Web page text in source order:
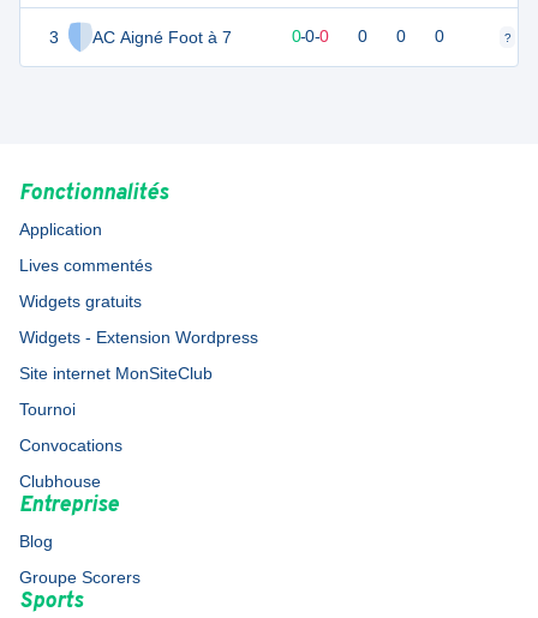
3 AC Aigné Foot à 7
0 0-0-0 0 0 0 ?
Fonctionnalités
Application
Lives commentés
Widgets gratuits
Widgets - Extension Wordpress
Site internet MonSiteClub
Tournoi
Convocations
Clubhouse
Entreprise
Blog
Groupe Scorers
Sports